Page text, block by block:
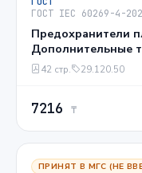
ГОСТ IEС 60269-4-
Предохранители
Дополнительные
42 стр. 29.120.50
7216 ₸
ПРИНЯТ В МГС (НЕ